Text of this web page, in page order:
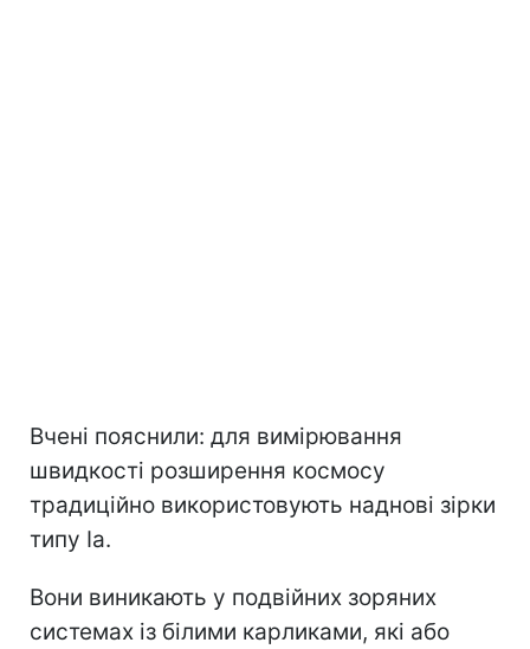
Вчені пояснили: для вимірювання
швидкості розширення космосу
традиційно використовують наднові зірки
типу Ia.
Вони виникають у подвійних зоряних
системах із білими карликами, які або